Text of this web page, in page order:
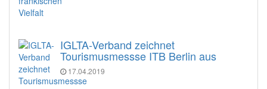
IGLTA-Verband zeichnet
Tourismusmessse ITB Berlin aus
17.04.2019